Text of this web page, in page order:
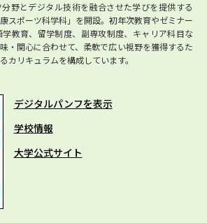
野とデジタル技術を融合させた学びを提供する
スポーツ科学科」を開設。初年次教育やゼミナー
教育、留学制度、副専攻制度、キャリア科目な
・関心に合わせて、柔軟で広い視野を獲得するた
カリキュラムを構成しています。
デジタルパンフを表示
学校情報
大学公式サイト